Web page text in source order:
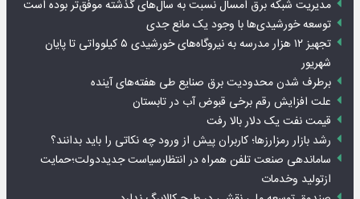
مدیریت شبکه برق امسال نسبت به سال‌های گذشته موفق‌تر بوده است
توسعه خورشیدی‌ها با وجود یک مانع جدی
تجهیز ۱۲ هزار مدرسه به نیروگاه‌های خورشیدی ۵ کیلوواتی تا پایان
شهریور
برطرف شدن محدودیت‌ برق صنایع طی هفته‌های آینده
علت افزایش رقم برخی قبوض آب در تابستان
قیمت نفت یک دلار بالا رفت
رشد بازار رمزارزها؛ کاربران پیش از ورود چه نکاتی را باید بدانند؟
ساماندهی صنعت تلفن همراه در انتظارسیاست جدیددولت؛حمایت
ازتولید وخدمات